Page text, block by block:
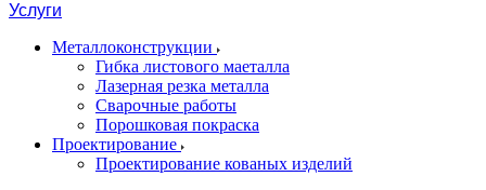
Услуги
Металлоконструкции
Гибка листового маеталла
Лазерная резка металла
Сварочные работы
Порошковая покраска
Проектирование
Проектирование кованых изделий